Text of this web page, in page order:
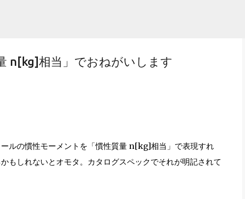
n[kg]相当」でおねがいします
ルの慣性モーメントを「慣性質量 n[kg]相当」で表現すれ
もしれないとオモタ。カタログスペックでそれが明記されて